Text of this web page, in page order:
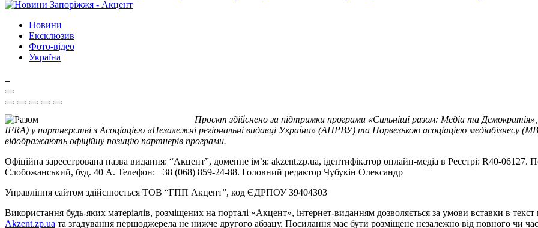
Новини
Ексклюзив
Фото-відео
Україна
Проєкт здійснено за підтримки програми «Сильніші разом: Медіа та
IFRA) у партнерстві з Асоціацією «Незалежні регіональні видавці України» (АНРВУ) та Норвезькою асоціацією медіабізнесу
відображають офіційну позицію партнерів програми.
Офіційна зареєстрована назва видання: “Акцент”, доменне ім’я: akzent.zp.ua, ідентифікатор онлайн-медіа в Реєстрі: R40-
Слобожанський, буд. 40 А. Телефон: +38 (068) 859-24-88. Головний редактор Чубукін Олександр
Управління сайтом здійснюється ТОВ “ГПП Акцент”, код ЄДРПОУ 39404303
Використання будь-яких матеріалів, розміщених на порталі «Акцент», інтернет-виданням дозволяється за умови вставки в
Akzent.zp.ua та згадування першоджерела не нижче другого абзацу. Посилання має бути розміщене незалежно від повного чи